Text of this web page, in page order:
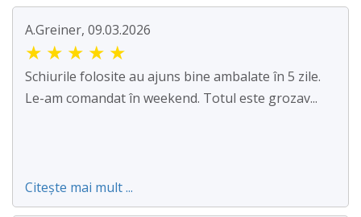
A.Greiner, 09.03.2026
★ ★ ★ ★ ★
Schiurile folosite au ajuns bine ambalate în 5 zile.
Le-am comandat în weekend. Totul este grozav...
Citește mai mult ...